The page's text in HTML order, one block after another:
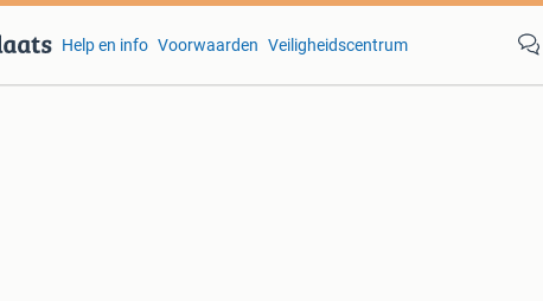
Help en info Voorwaarden Veiligheidscentrum